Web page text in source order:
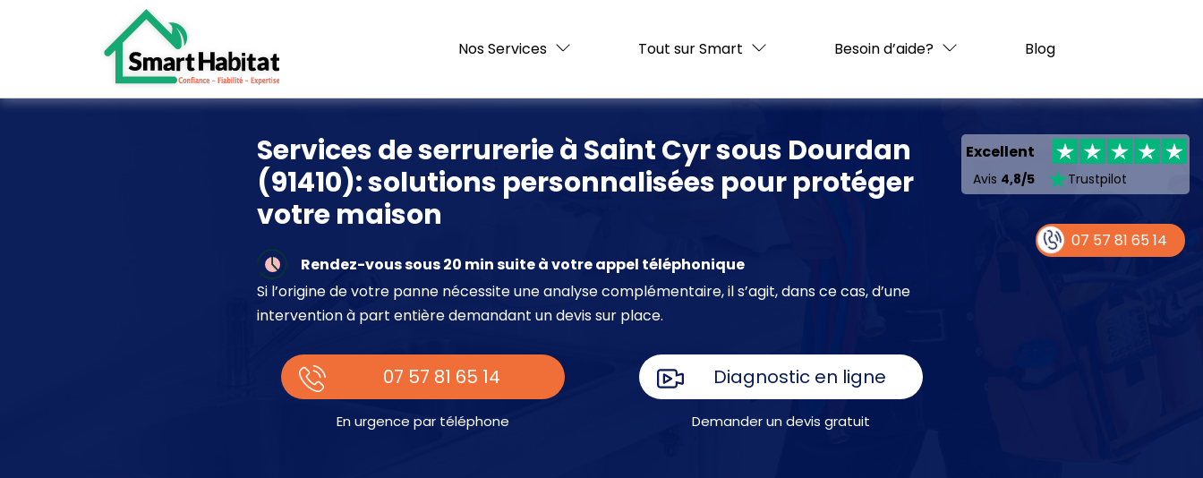
Nos Services Tout sur Smart Besoin d’aide? Blog
Services de serrurerie à Saint Cyr sous Dourdan
(91410): solutions personnalisées pour protéger
votre maison
Rendez-vous sous 20 min suite à votre appel téléphonique
Si l’origine de votre panne nécessite une analyse complémentaire, il s’agit, dans ce cas, d’une
intervention à part entière demandant un devis sur place.
07 57 81 65 14
En urgence par téléphone
Diagnostic en ligne
Demander un devis gratuit
Excellent
Avis 4,8/5 Trustpilot
07 57 81 65 14